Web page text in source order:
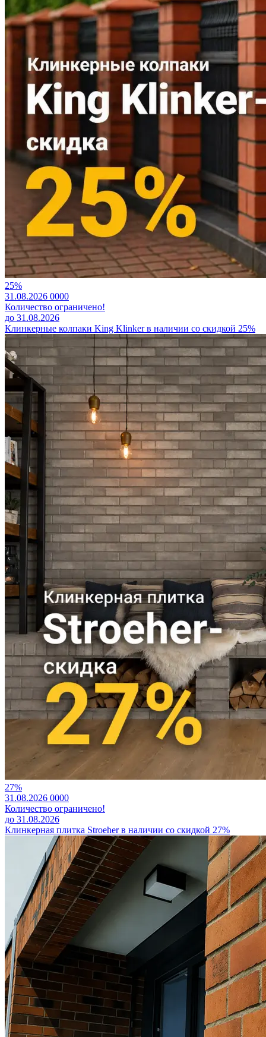
25%
31.08.2026 0000
Количество ограничено!
до 31.08.2026
Клинкерные колпаки King Klinker в наличии со скидкой 25%
27%
31.08.2026 0000
Количество ограничено!
до 31.08.2026
Клинкерная плитка Stroeher в наличии со скидкой 27%